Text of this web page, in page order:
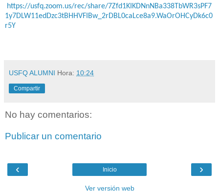
https://usfq.zoom.us/rec/share/7Zfd1KIKDNnNBa338TbWR3sPF7
1y7DLW11edDzc3tBHHVFIBw_2rDBL0caLce8a9.WaOrOHCyDk6c0
r5Y
USFQ ALUMNI Hora: 10:24
Compartir
No hay comentarios:
Publicar un comentario
‹ ›
Inicio
Ver versión web